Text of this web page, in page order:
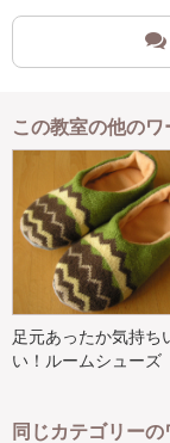
この教室の他の
足元あったか気持ち
い！ルームシューズ
同じカテゴリー